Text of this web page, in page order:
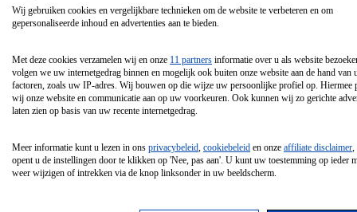
Schermgrootte 24 Inch
Schermgrootte 85 Inch
Schermgrootte 98 Inch
Tcl
Hd Led Tv
Wij gebruiken cookies en vergelijkbare technieken om de website te verbeteren en om
gepersonaliseerde inhoud en advertenties aan te bieden.
Met deze cookies verzamelen wij en onze 11 partners informatie over u als website
volgen we uw internetgedrag binnen en mogelijk ook buiten onze website aan de hand van
factoren, zoals uw IP-adres. Wij bouwen op die wijze uw persoonlijke profiel op. Hiermee
wij onze website en communicatie aan op uw voorkeuren. Ook kunnen wij zo gerichte
laten zien op basis van uw recente internetgedrag.
Meer informatie kunt u lezen in ons privacybeleid, cookiebeleid en onze affiliate disclaimer,
opent u de instellingen door te klikken op 'Nee, pas aan'. U kunt uw toestemming op ieder
weer wijzigen of intrekken via de knop linksonder in uw beeldscherm.